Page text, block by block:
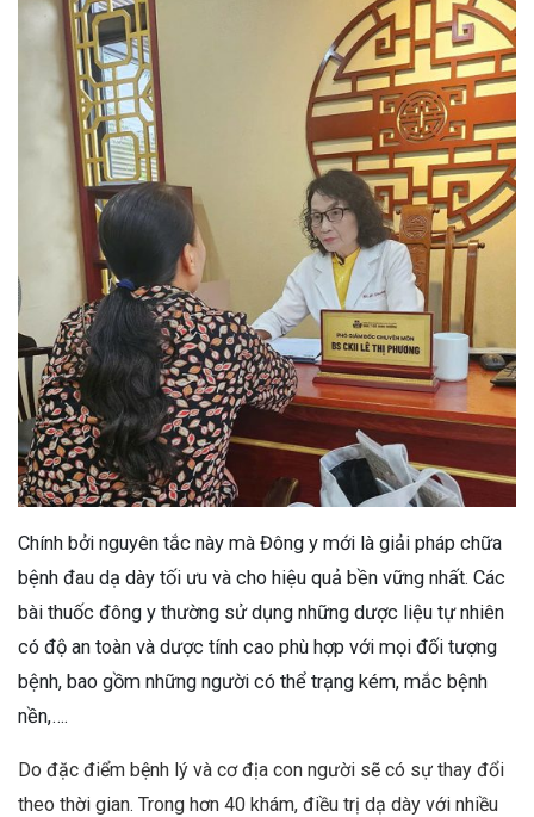
Chính bởi nguyên tắc này mà Đông y mới là giải pháp chữa
bệnh đau dạ dày tối ưu và cho hiệu quả bền vững nhất. Các
bài thuốc đông y thường sử dụng những dược liệu tự nhiên
có độ an toàn và dược tính cao phù hợp với mọi đối tượng
bệnh, bao gồm những người có thể trạng kém, mắc bệnh
nền,….
Do đặc điểm bệnh lý và cơ địa con người sẽ có sự thay đổi
theo thời gian. Trong hơn 40 khám, điều trị dạ dày với nhiều